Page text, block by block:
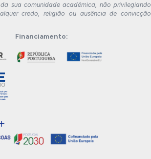
sua comunidade académica, não privilegiando
credo, religião ou ausência de convicção
Financiamento: